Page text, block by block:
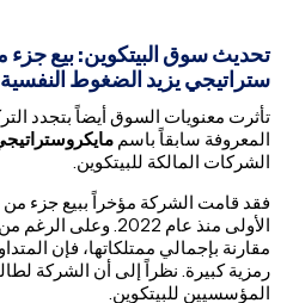
تحديث سوق البيتكوين: بيع
ستراتيجي يزيد الضغوط النفسية
تأثرت معنويات السوق أيضاً بتجدد
المعروفة سابقاً باسم
الشركات المالكة للبيتكوين.
فقد قامت الشركة مؤخراً ببيع جزء من
الأولى منذ عام 2022.
مقارنة بإجمالي ممتلكاتها، فإن
رمزية كبيرة. نظراً إلى أن الشركة
المؤسسيين للبيتكوين.